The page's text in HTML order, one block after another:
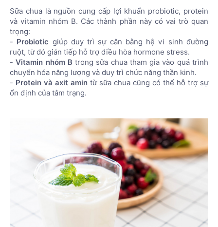
Sữa chua là nguồn cung cấp lợi khuẩn probiotic, protein
và vitamin nhóm B. Các thành phần này có vai trò quan
trọng:
- Probiotic giúp duy trì sự cân bằng hệ vi sinh đường
ruột, từ đó gián tiếp hỗ trợ điều hòa hormone stress.
-Vitamin nhóm B trong sữa chua tham gia vào quá trình
chuyển hóa năng lượng và duy trì chức năng thần kinh.
- Protein và axit amin từ sữa chua cũng có thể hỗ trợ sự
ổn định của tâm trạng.